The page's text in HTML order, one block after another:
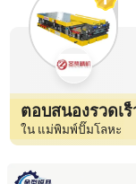
ตอบสนองรวดเ
ใน แม่พิมพ์ปั๊มโลหะ